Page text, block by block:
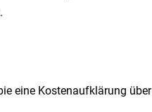
eine Kostenaufklärung über